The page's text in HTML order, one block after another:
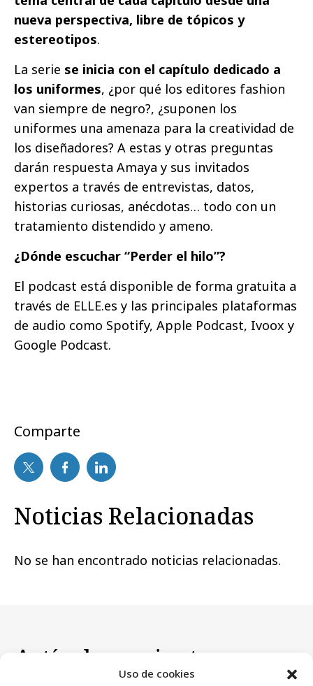
Uso de cookies
nueva perspectiva, libre de tópicos y
estereotipos.
La serie se inicia con el capítulo dedicado a
los uniformes, ¿por qué los editores fashion
van siempre de negro?, ¿suponen los
uniformes una amenaza para la creatividad de
los diseñadores? A estas y otras preguntas
darán respuesta Amaya y sus invitados
expertos a través de entrevistas, datos,
historias curiosas, anécdotas… todo con un
tratamiento distendido y ameno.
¿Dónde escuchar “Perder el hilo”?
El podcast está disponible de forma gratuita a
través de ELLE.es y las principales plataformas
de audio como Spotify, Apple Podcast, Ivoox y
Google Podcast.
Comparte
Noticias Relacionadas
No se han encontrado noticias relacionadas.
Artículos recientes